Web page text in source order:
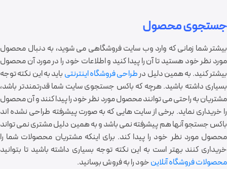
جستجوی محصول
بیشتر شما زمانی که وارد وب سایت فروشگاهی می شوید، به دنبال محصول
مورد نظر خود هستید تا آن را پیدا کنید و اطلاعات خود را در مورد آن محصول
بیشتر کنید. به همین دلیل در طراحی فروشگاه اینترنتی باید به این نکته توجه
بسیاری داشته باشید. هرچه که باکس جستجوی سایت شما قدرتمندتر باشد،
مشتریان به راحتی می توانند محصول مورد نظر خود را پیدا کنند و آن محصول
را خریداری نماید. برخی از سایت هایی که به صورت پیشرفته طراحی نشده اند
باکس جستجو آنها هم پیشرفته نمی باشد و به همین دلیل مشتری نمی تواند
محصول مورد نظر خود را پیدا کند. برای اینکه مشتریان محصولات شما را
خریداری کنند بهتر است به این نکته توجه بسیاری داشته باشید تا بتوانید
محصولات فروشگاه آنلاینخود را به فروش برسانید.